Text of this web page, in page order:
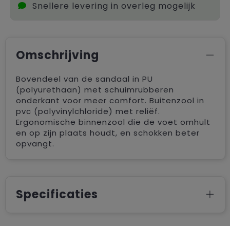
Snellere levering in overleg mogelijk
Omschrijving
Bovendeel van de sandaal in PU
(polyurethaan) met schuimrubberen
onderkant voor meer comfort. Buitenzool in
pvc (polyvinylchloride) met reliëf.
Ergonomische binnenzool die de voet omhult
en op zijn plaats houdt, en schokken beter
opvangt.
Specificaties